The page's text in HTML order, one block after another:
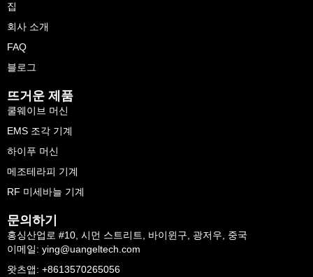
집
회사 소개
FAQ
블로그
뜨거운 제품
쿨웨이브 머신
EMS 조각 기계
하이푸 머신
메조테라피 기계
RF 미세바늘 기계
문의하기
홍싱산업로 #10, 시먼 스트리트, 바이윈구, 광저우, 중국
이메일: ying@uangeltech.com
왓츠앱: +8613570265056